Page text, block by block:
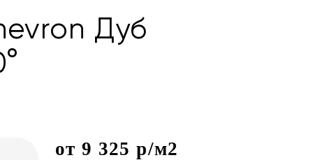
Дуб
от 9 325 р/м2